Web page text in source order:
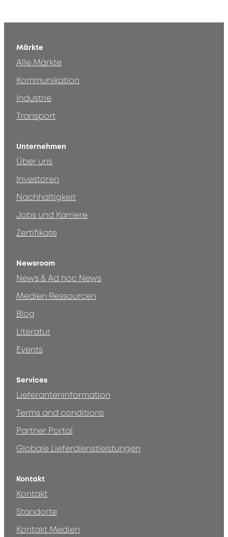
Märkte
Alle Märkte
Kommunikation
Industrie
Transport
Unternehmen
Über uns
Investoren
Nachhaltigkeit
Jobs und Karriere
Zertifikate
Newsroom
News & Ad hoc News
Medien Ressourcen
Blog
Literatur
Events
Services
Lieferanteninformation
Terms and conditions
Partner Portal
Globale Lieferdienstleistungen
Kontakt
Kontakt
Standorte
Kontakt Medien